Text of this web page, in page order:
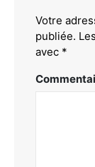
Votre
publiée.
avec *